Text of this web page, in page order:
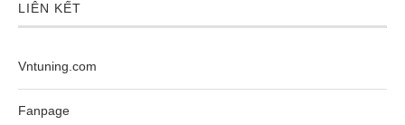
LIÊN KẾT
Vntuning.com
Fanpage